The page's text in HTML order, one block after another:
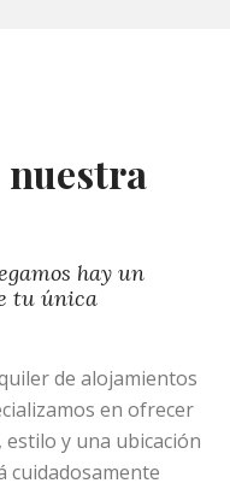
hay un
tu única
de alojamientos
en ofrecer
y una ubicación
cuidadosamente